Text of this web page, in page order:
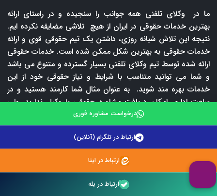
ما در وکلای تلفنی همه جوانب را سنجیده و در راستای ارائه
بهترین خدمات حقوقی در ایران از هیچ تلاشی مضایقه نکرده ایم.
نتیجه این تلاش شبانه روزی، داشتن یک تیم حقوقی قوی و ارائه
خدمات حقوقی به بهترین شکل ممکن شده است. خدمات حقوقی
ارائه شده توسط تیم وکلای تلفنی بسیار گسترده و متنوع می باشد
و شما می توانید متناسب با شرایط و نیاز حقوقی خود از این
خدمات بهره مند شوید. به عنوان مثال شما کارمند هستید و در
ساعت اداری امکان دریافت مشاوره حقوقی با وکیل ندارید. ولی
هیچ جای نگرانی وجود ندارد شما می توانید در هر ساعت از شبانه
روز با برترین وکلای پایه یک دادگستری ما مشورت نمایید. یا اینکه
شرایط خروج از منزل و مراجعه به دفتر وکیل برای دریافت مشاوره
حقوقی حضوری ندارید در این صورت نیز می توانید با شماره
09212242670 و یا 02147625900 تماس بگیرید و از خدمات
مشاوره حقوقی تلفنی ما بهره مند شوید. طبیعتا دریافت مشاوره
حقوقی تلفنی و یا
وکالت تلفنی مستلزم پرداخت حق المشاوره
درخواست مشاوره فوری
ارتباط در تلگرام (آنلاین)
ارتباط در ایتا
ارتباط در بله